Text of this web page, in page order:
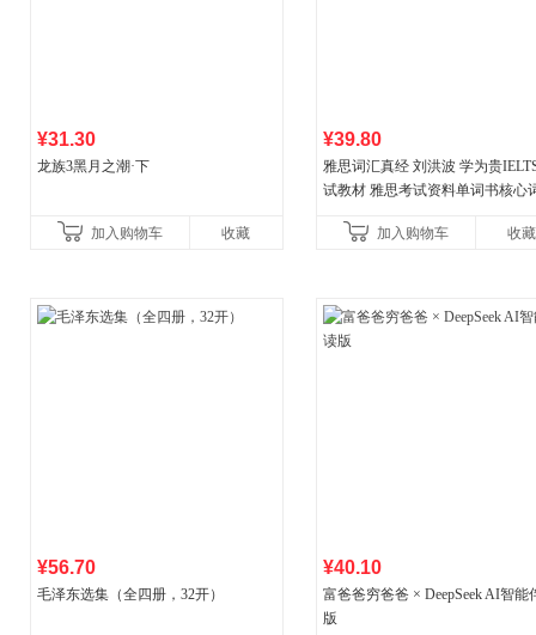
¥31.30
龙族3黑月之潮·下
加入购物车 收藏
¥39.80
雅思词汇真经 刘洪波 学为贵
试教材 雅思考试资料单词书核心
加入购物车
收藏
¥56.70
毛泽东选集（全四册，32开）
¥40.10
富爸爸穷爸爸 × DeepSeek AI智能
版